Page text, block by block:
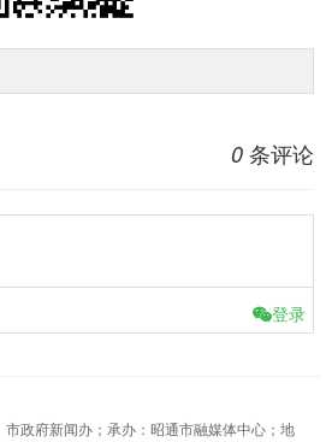
0 条评论
登录
政府新闻办；承办：昭通市融媒体中心；地